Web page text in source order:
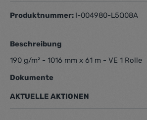
Produktnummer: I-004980-L5Q08A
Beschreibung
190 g/m² - 1016 mm x 61 m - VE 1 Rolle
Dokumente
AKTUELLE AKTIONEN